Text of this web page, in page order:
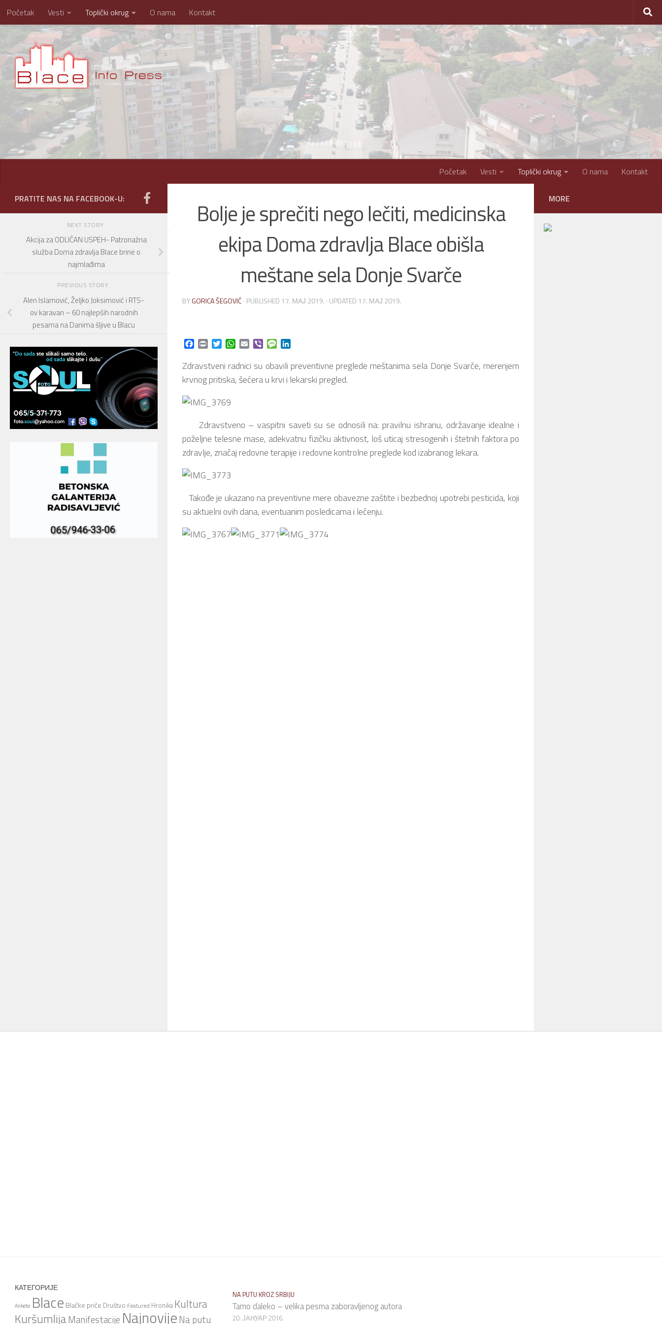
Skip to content
Početak Vesti Toplički okrug O nama Kontakt
Početak Vesti Toplički okrug O nama Kontakt
Bolje je sprečiti nego lečiti, medicinska
ekipa Doma zdravlja Blace obišla
meštane sela Donje Svarče
BYGORICA ŠEGOVIĆ · PUBLISHED 17. МАЈ 2019. · UPDATED 17. МАЈ 2019.
Facebook
Print TwitterWhatsApp
Email Viber Message
Zdravstveni radnici su obavili preventivne preglede meštanima sela Donje Svarče, merenjem
krvnog pritiska, šećera u krvi i lekarski pregled.
Zdravstveno – vaspitni saveti su se odnosili na: pravilnu ishranu, održavanje idealne i
poželjne telesne mase, adekvatnu fizičku aktivnost, loš uticaj stresogenih i štetnih faktora po
zdravlje, značaj redovne terapije i redovne kontrolne preglede kod izabranog lekara.
Takođe je ukazano na preventivne mere obavezne zaštite i bezbednoj upotrebi pesticida, koji
su aktuelni ovih dana, eventuanim posledicama i lečenju.
PRATITE NAS NA FACEBOOK-U:
NEXT STORY
Akcija za ODLIČAN USPEH- Patronažna
služba Doma zdravlja Blace brine o
najmlađima
PREVIOUS STORY
Alen Islamović, Željko Joksimović i RTS-
ov karavan – 60 najlepših narodnih
pesama na Danima šljive u Blacu
MORE
КАТЕГОРИЈЕ
Ankete Blace Blačke priče Društvo Featured Hronika Kultura
KuršumlijaManifestacije NajnovijeNa putu
NA PUTU KROZ SRBIJU
Tamo daleko – velika pesma zaboravljenog autora
20. ЈАНУАР 2016.